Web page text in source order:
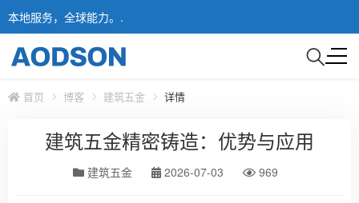
本地服务，全球能力。.
首页 博客 建筑五金 详情
建筑五金精密铸造：优势与应用
建筑五金 2026-07-03 969